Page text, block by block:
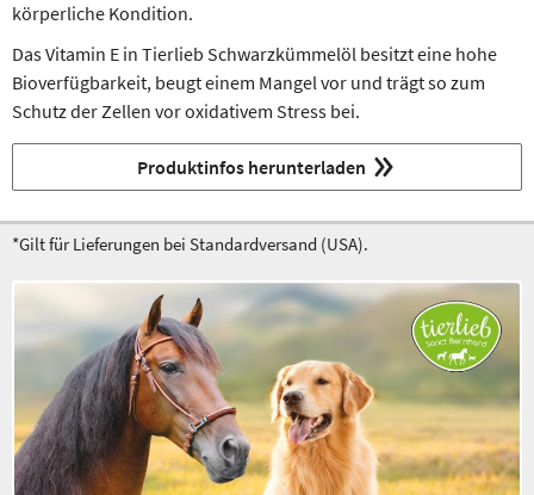
körperliche Kondition.
Das Vitamin E in Tierlieb Schwarzkümmelöl besitzt eine hohe
Bioverfügbarkeit, beugt einem Mangel vor und trägt so zum
Schutz der Zellen vor oxidativem Stress bei.
Produktinfos herunterladen
*Gilt für Lieferungen bei Standardversand (USA).